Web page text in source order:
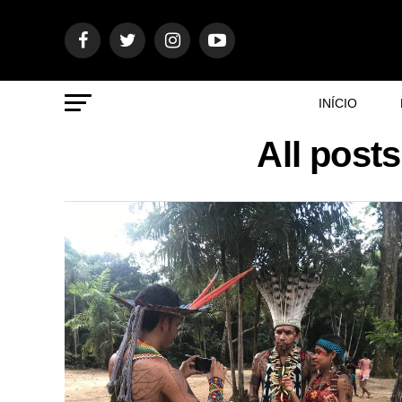
INÍCIO
All